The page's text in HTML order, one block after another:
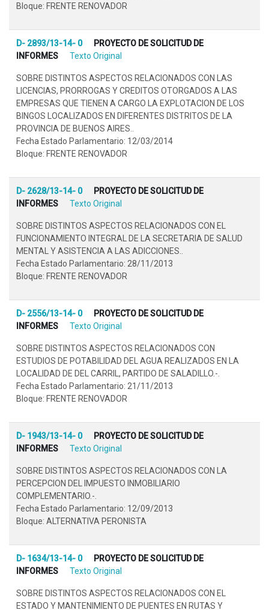
Bloque: FRENTE RENOVADOR
D- 2893/13-14- 0
PROYECTO DE SOLICITUD DE
INFORMES
Texto Original
SOBRE DISTINTOS ASPECTOS RELACIONADOS CON LAS
LICENCIAS, PRORROGAS Y CREDITOS OTORGADOS A LAS
EMPRESAS QUE TIENEN A CARGO LA EXPLOTACION DE LOS
BINGOS LOCALIZADOS EN DIFERENTES DISTRITOS DE LA
PROVINCIA DE BUENOS AIRES..
Fecha Estado Parlamentario: 12/03/2014
Bloque: FRENTE RENOVADOR
D- 2628/13-14- 0
PROYECTO DE SOLICITUD DE
INFORMES
Texto Original
SOBRE DISTINTOS ASPECTOS RELACIONADOS CON EL
FUNCIONAMIENTO INTEGRAL DE LA SECRETARIA DE SALUD
MENTAL Y ASISTENCIA A LAS ADICCIONES..
Fecha Estado Parlamentario: 28/11/2013
Bloque: FRENTE RENOVADOR
D- 2556/13-14- 0
PROYECTO DE SOLICITUD DE
INFORMES
Texto Original
SOBRE DISTINTOS ASPECTOS RELACIONADOS CON
ESTUDIOS DE POTABILIDAD DEL AGUA REALIZADOS EN LA
LOCALIDAD DE DEL CARRIL, PARTIDO DE SALADILLO.-.
Fecha Estado Parlamentario: 21/11/2013
Bloque: FRENTE RENOVADOR
D- 1943/13-14- 0
PROYECTO DE SOLICITUD DE
INFORMES
Texto Original
SOBRE DISTINTOS ASPECTOS RELACIONADOS CON LA
PERCEPCION DEL IMPUESTO INMOBILIARIO
COMPLEMENTARIO.-.
Fecha Estado Parlamentario: 12/09/2013
Bloque: ALTERNATIVA PERONISTA
D- 1634/13-14- 0
PROYECTO DE SOLICITUD DE
INFORMES
Texto Original
SOBRE DISTINTOS ASPECTOS RELACIONADOS CON EL
ESTADO Y MANTENIMIENTO DE PUENTES EN RUTAS Y